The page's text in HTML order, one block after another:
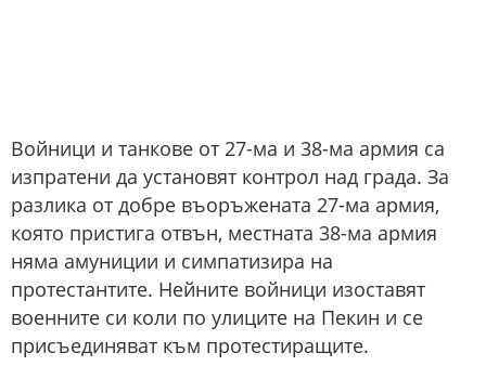
Войници и танкове от 27-ма и 38-ма армия са
изпратени да установят контрол над града. За
разлика от добре въоръжената 27-ма армия,
която пристига отвън, местната 38-ма армия
няма амуниции и симпатизира на
протестантите. Нейните войници изоставят
военните си коли по улиците на Пекин и се
присъединяват към протестиращите.